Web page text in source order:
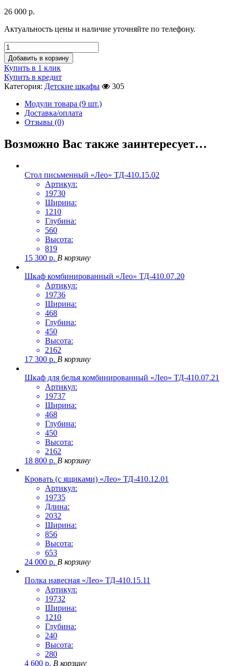
26 000 р.
Актуальность цены и наличие уточняйте по телефону.
Добавить в корзину
Купить в 1 клик
Купить в кредит
Категория: Детские шкафы
305
Модули товара (9 шт.)
Доставка/оплата
Отзывы (0)
Возможно Вас также заинтересует…
Стол письменный «Лео» ТД-410.15.02
Артикул:
19730
Ширина:
1210
Глубина:
560
Высота:
819
15 300 р. В корзину
Шкаф комбинированный «Лео» ТД-410.07.20
Артикул:
19736
Ширина:
468
Глубина:
450
Высота:
2162
17 300 р. В корзину
Шкаф для белья комбинированный «Лео» ТД-410.07.21
Артикул:
19737
Ширина:
468
Глубина:
450
Высота:
2162
18 800 р. В корзину
Кровать (с ящиками) «Лео» ТД-410.12.01
Артикул:
19735
Длина:
2032
Ширина:
856
Высота:
653
24 000 р. В корзину
Полка навесная «Лео» ТД-410.15.11
Артикул:
19732
Ширина:
1210
Глубина:
240
Высота:
280
4 600 р. В корзину